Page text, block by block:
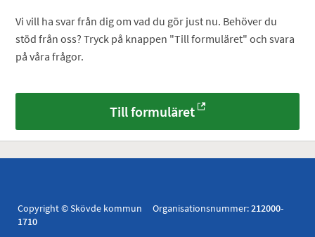
Vi vill ha svar från dig om vad du gör just nu. Behöver du
stöd från oss? Tryck på knappen "Till formuläret" och svara
på våra frågor.
Till formuläret
Copyright © Skövde kommun Organisationsnummer:212000-
1710